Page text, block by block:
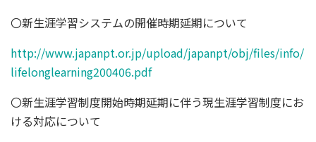
〇新生涯学習システムの開催時期延期について
http://www.japanpt.or.jp/upload/japanpt/obj/files/info/
lifelonglearning200406.pdf
〇新生涯学習制度開始時期延期に伴う現生涯学習制度にお
ける対応について